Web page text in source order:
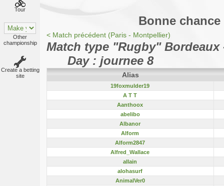
Tour
Other
championship
Create a betting
site
Bonne
< Match précédent (Paris - Montpellier)
Match type "Rugby"
Day : journee 8
Alias
19foxmulder19
A T T
Aanthoox
abelibo
Albanor
Alform
Alform2847
Alfred_Wallace
allain
alohasurf
AnimalVer0